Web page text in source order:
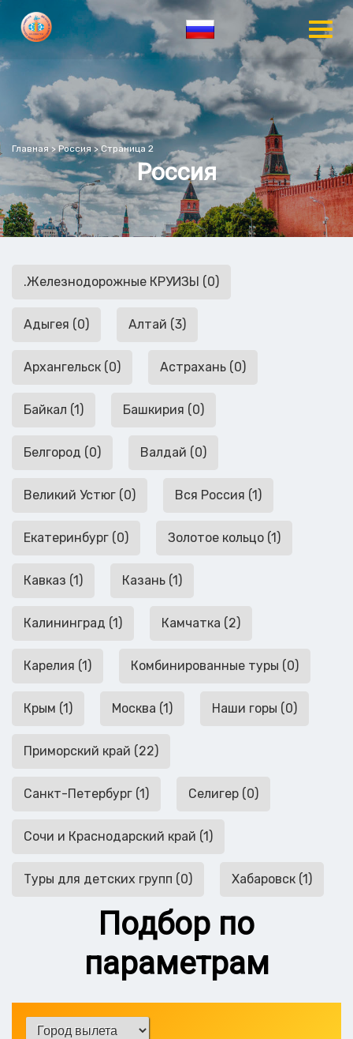
Главная>Россия>Страница 2
Россия
.Железнодорожные КРУИЗЫ (0)
Адыгея (0) Алтай (3)
Архангельск (0) Астрахань (0)
Байкал (1) Башкирия (0)
Белгород (0) Валдай (0)
Великий Устюг (0) Вся Россия (1)
Екатеринбург (0) Золотое кольцо (1)
Кавказ (1) Казань (1)
Калининград (1) Камчатка (2)
Карелия (1) Комбинированные туры (0)
Крым (1) Москва (1) Наши горы (0)
Приморский край (22)
Санкт-Петербург (1) Селигер (0)
Сочи и Краснодарский край (1)
Туры для детских групп (0) Хабаровск (1)
Подбор по
параметрам